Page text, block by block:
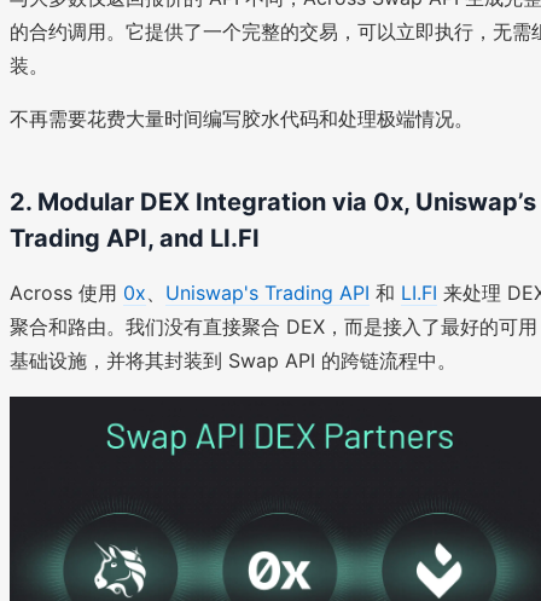
的合约调用。它提供了一个完整的交易，可以立即执行，无需
装。
不再需要花费大量时间编写胶水代码和处理极端情况。
2. Modular DEX Integration via 0x, Uniswap’s
Trading API, and LI.FI
Across 使用 0x Uniswap's Trading API 和 LI.FI 来处理
聚合和路由。我们没有直接聚合 DEX，而是接入了最好的可用
基础设施，并将其封装到 Swap API 的跨链流程中。